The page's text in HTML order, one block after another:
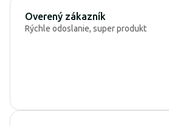
Overený zákazník
Rýchle odoslanie, super produkt